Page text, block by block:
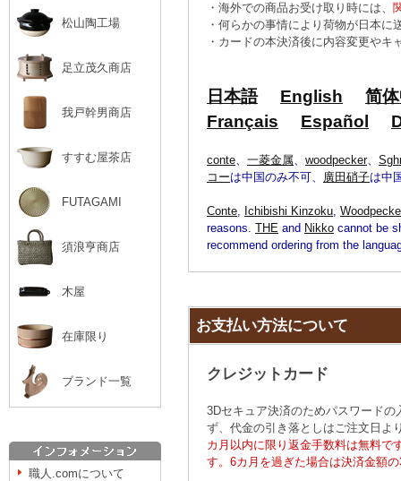
松山陶工場
足立茂久商店
我戸幹男商店
すすむ屋茶店
FUTAGAMI
須浪亨商店
木屋
在庫限り
ブランド一覧
職人.comについて
・海外での商品お受け取り時には、
・何らかの事情により荷物が日本
・カードの本決済後に内容変更や
日本語 English
简
Français
Español
conte、 一菱金属、 woodpecker、
コーは中国のみ不可、 廣田硝子は中
Conte, Ichibishi Kinzoku,
reasons. THE and Nikko cannot be
recommend ordering from the
お支払い方法について
クレジットカード
3Dセキュア決済のためパスワード
ず、代金の引き落としはご注文日よ
カ月以内に限り返金手数料は無料で
す。6カ月を過ぎた場合は決済金額